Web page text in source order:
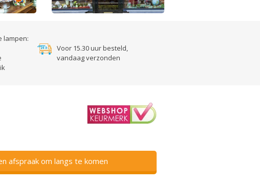
lampen:
Voor 15.30 uur besteld,
vandaag verzonden
afspraak om langs te komen